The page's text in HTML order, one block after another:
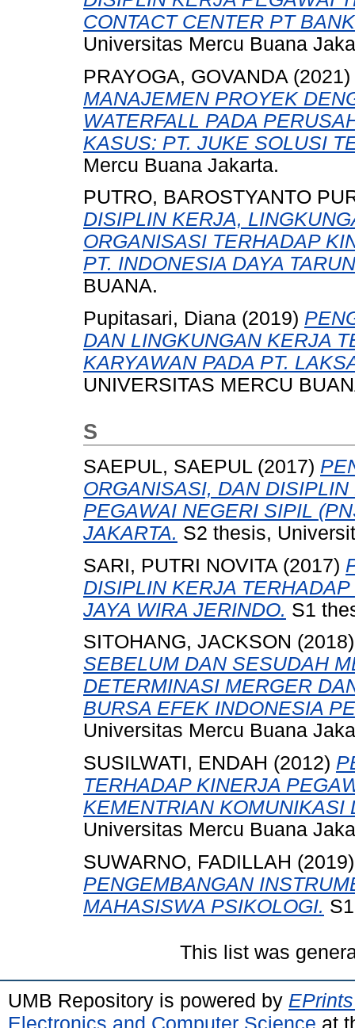
CONTACT CENTER PT
Universitas Mercu Buana
PRAYOGA, GOVANDA (2021)
MANAJEMEN PROYEK
WATERFALL PADA
KASUS: PT. JUKE SOLUSI
Mercu Buana Jakarta.
PUTRO, BAROSTYANTO
DISIPLIN KERJA,
ORGANISASI TERHADAP
PT. INDONESIA DAYA
BUANA.
Pupitasari, Diana (2019)
DAN LINGKUNGAN KERJA
KARYAWAN PADA PT.
UNIVERSITAS MERCU
S
SAEPUL, SAEPUL (2017)
ORGANISASI, DAN
PEGAWAI NEGERI SIPIL
JAKARTA. S2 thesis,
SARI, PUTRI NOVITA (2017)
DISIPLIN KERJA
JAYA WIRA JERINDO. S1
SITOHANG, JACKSON
SEBELUM DAN SESUDAH
DETERMINASI MERGER
BURSA EFEK INDONESIA
Universitas Mercu Buana
SUSILWATI, ENDAH (2012)
TERHADAP KINERJA
KEMENTRIAN KOMUNIKASI
Universitas Mercu Buana
SUWARNO, FADILLAH
PENGEMBANGAN
MAHASISWA PSIKOLOGI.
This list was
UMB Repository is powered by
Electronics and Computer Science at